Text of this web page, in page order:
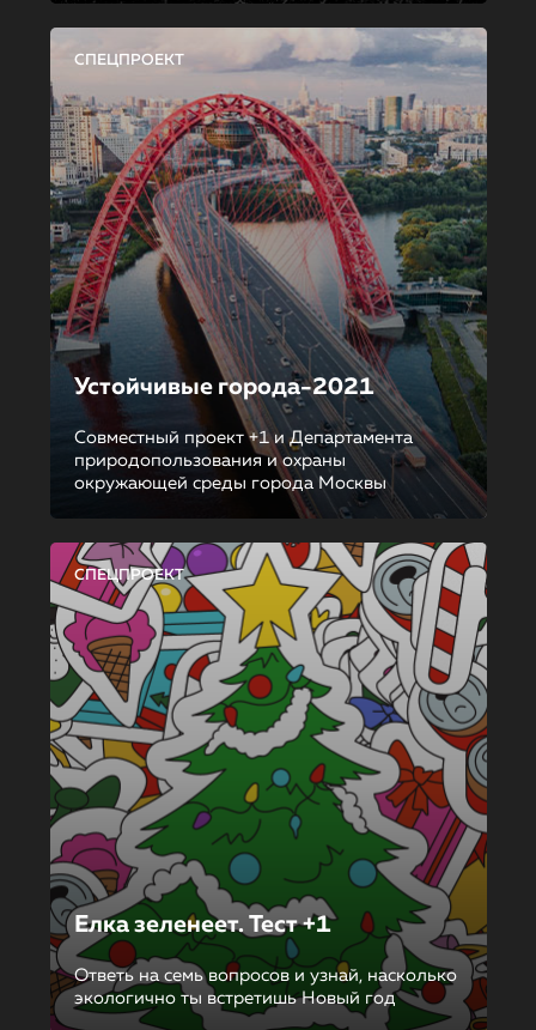
СПЕЦПРОЕКТ
Устойчивые города-2021
Совместный проект +1 и Департамента
природопользования и охраны
окружающей среды города Москвы
СПЕЦПРОЕКТ
Елка зеленеет. Тест +1
Ответь на семь вопросов и узнай, насколько
экологично ты встретишь Новый год